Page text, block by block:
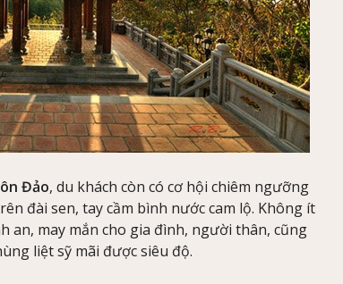
Đảo, du khách còn có cơ hội chiêm ngưỡng
đài sen, tay cầm bình nước cam lộ. Không ít
an, may mắn cho gia đình, người thân, cũng
liệt sỹ mãi được siêu độ.